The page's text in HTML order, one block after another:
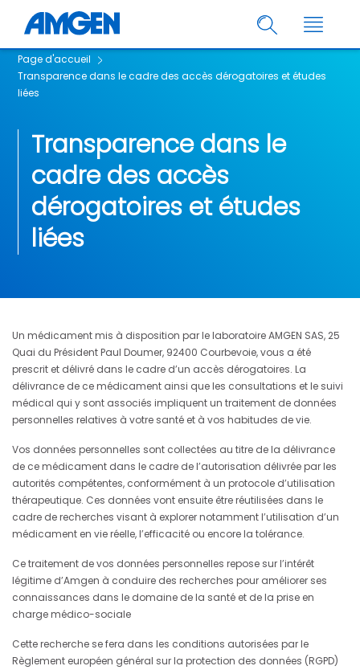
Page d'accueil
Transparence dans le cadre des accès dérogatoires et études
liées
Transparence dans le
cadre des accès
dérogatoires et études
liées
Un médicament mis à disposition par le laboratoire AMGEN SAS, 25
Quai du Président Paul Doumer, 92400 Courbevoie, vous a été
prescrit et délivré dans le cadre d’un accès dérogatoires. La
délivrance de ce médicament ainsi que les consultations et le suivi
médical qui y sont associés impliquent un traitement de données
personnelles relatives à votre santé et à vos habitudes de vie.
Vos données personnelles sont collectées au titre de la délivrance
de ce médicament dans le cadre de l’autorisation délivrée par les
autorités compétentes, conformément à un protocole d’utilisation
thérapeutique. Ces données vont ensuite être réutilisées dans le
cadre de recherches visant à explorer notamment l’utilisation d’un
médicament en vie réelle, l’efficacité ou encore la tolérance.
Ce traitement de vos données personnelles repose sur l’intérêt
légitime d’Amgen à conduire des recherches pour améliorer ses
connaissances dans le domaine de la santé et de la prise en
charge médico-sociale
Cette recherche se fera dans les conditions autorisées par le
Règlement européen général sur la protection des données (RGPD)